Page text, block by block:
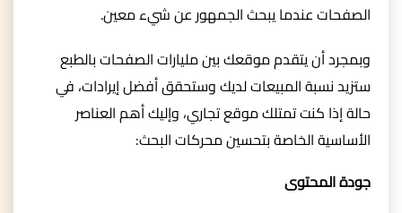
الصفحات عندما يبحث الجمهور عن شيء معين.
وبمجرد أن يتقدم موقعك بين مليارات الصفحات بالطبع
ستزيد نسبة المبيعات لديك وستحقق أفضل إيرادات، في
حالة إذا كنت تمتلك موقع تجاري، وإليك أهم العناصر
الأساسية الخاصة بتحسين محركات البحث:
جودة المحتوى